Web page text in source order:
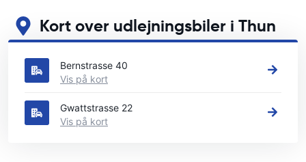
Kort over udlejningsbiler i Thun
Se vores vigtigste biludlejningssteder i Thun
Bernstrasse 40
Vis på kort
Gwattstrasse 22
Vis på kort